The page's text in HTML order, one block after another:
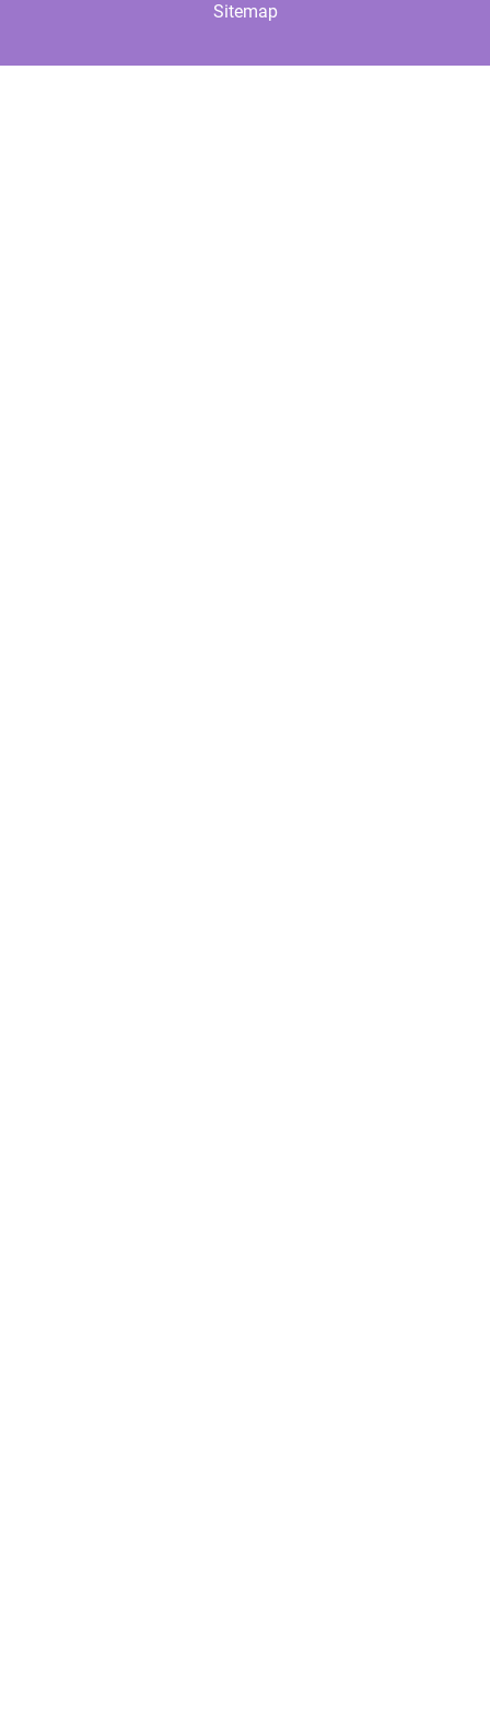
Sitemap